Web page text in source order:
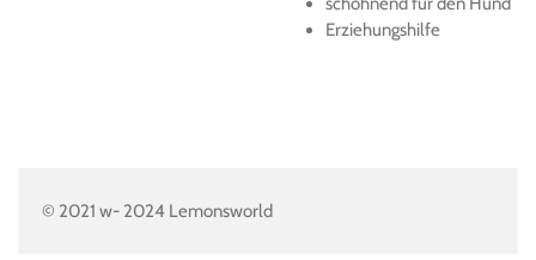
Erziehungshilfe
© 2021 w- 2024 Lemonsworld